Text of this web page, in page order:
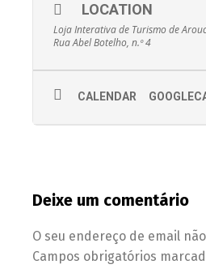
LOCATION
Loja Interativa de Turismo de
Rua Abel Botelho, n.º 4
CALENDAR
Deixe um comentário
O seu endereço de email
Campos obrigatórios